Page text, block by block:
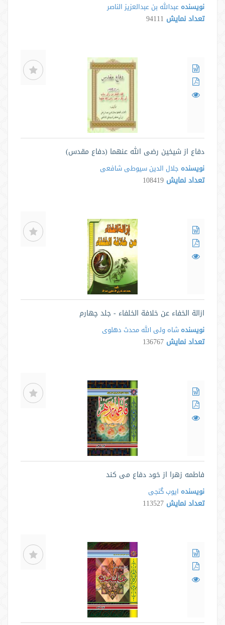
نویسنده عبدالله بن عبدالعزیز الناصر
تعداد نمایش 94111
دفاع از شیخین رضی الله عنهما (دفاع مقدس)
نویسنده جلال الدین سیوطی شافعی
تعداد نمایش 108419
ازالة الخفاء عن خلافة الخلفاء - جلد چهارم
نویسنده شاه ولی الله محدث دهلوی
تعداد نمایش 136767
فاطمه زهرا از خود دفاع می کند
نویسنده ایوب گنجی
تعداد نمایش 113527